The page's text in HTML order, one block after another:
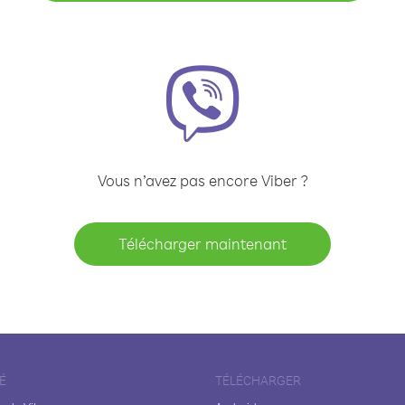
Vous n’avez pas encore Viber ?
Télécharger maintenant
TÉLÉCHARGER